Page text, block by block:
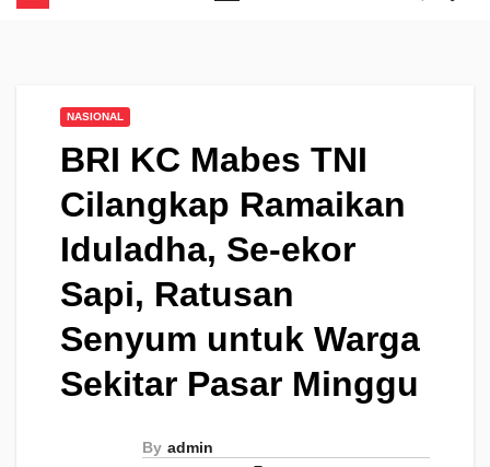
NASIONAL
BRI KC Mabes TNI
Cilangkap Ramaikan
Iduladha, Se-ekor
Sapi, Ratusan
Senyum untuk Warga
Sekitar Pasar Minggu
By admin